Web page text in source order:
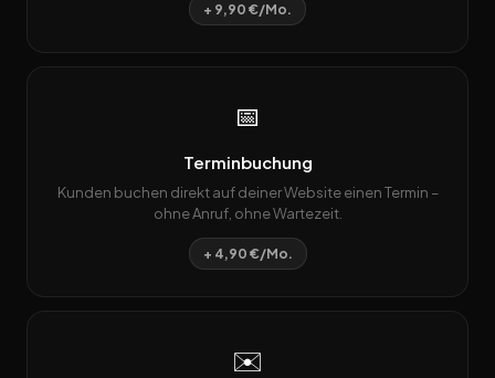
+ 9,90 €/Mo.
📅
Terminbuchung
Kunden buchen direkt auf deiner Website einen Termin –
ohne Anruf, ohne Wartezeit.
+ 4,90 €/Mo.
✉️